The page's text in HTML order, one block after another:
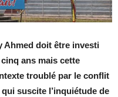
Ahmed doit être investi
ans mais cette
troublé par le conflit
suscite l’inquiétude de